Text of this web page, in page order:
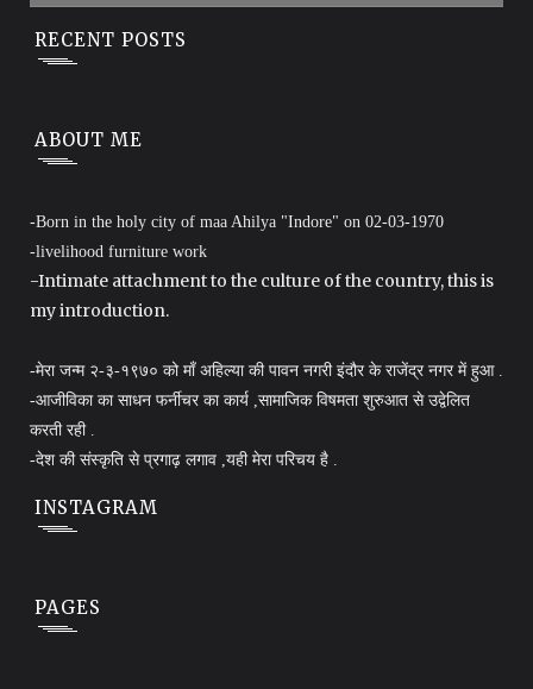
RECENT POSTS
ABOUT ME
-Born in the holy city of maa Ahilya "Indore" on 02-03-1970
-livelihood furniture work
-Intimate attachment to the culture of the country, this is
my introduction.
-मेरा जन्म २-३-१९७० को माँ अहिल्या की पावन नगरी इंदौर के राजेंद्र नगर में हुआ .
-आजीविका का साधन फर्नीचर का कार्य ,सामाजिक विषमता शुरुआत से उद्वेलित
करती रही .
-देश की संस्कृति से प्रगाढ़ लगाव ,यही मेरा परिचय है .
INSTAGRAM
PAGES